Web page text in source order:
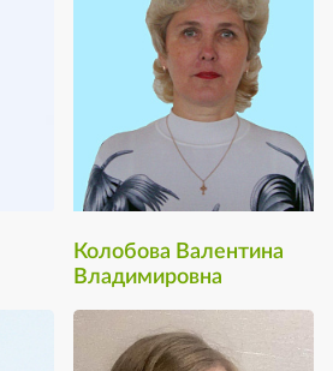
Колобова Валентина
Владимировна